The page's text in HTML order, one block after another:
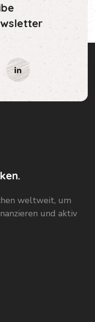
weltweit, um
und aktiv